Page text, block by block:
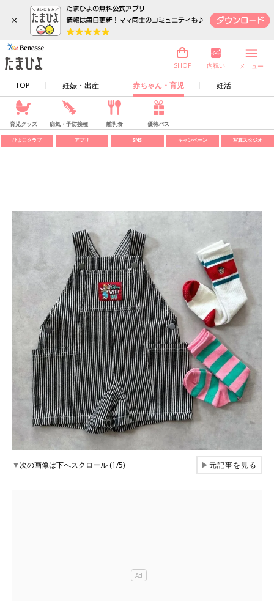
×
TOP 妊娠・出産 赤ちゃん・育児 妊活
SHOP 内祝い メニュー
育児グッズ 病気・予防接種 離乳食 優待パス
ひよこクラブ アプリ SNS キャンペーン 写真スタジオ
▼次の画像は下へスクロール (1/5) ▶元記事を見る